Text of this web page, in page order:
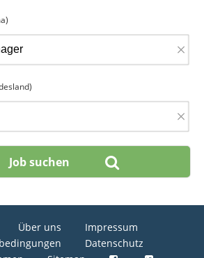
×
×
Über uns
Impressum
Datenschutz